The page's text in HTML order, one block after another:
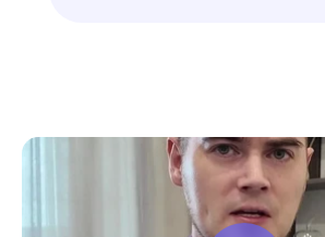
доволен, в работе всё